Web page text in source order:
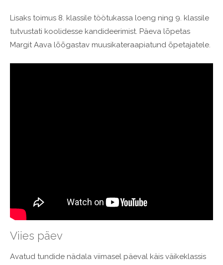
Lisaks toimus 8. klassile töötukassa loeng ning 9. klassile
tutvustati koolidesse kandideerimist. Päeva lõpetas
Margit Aava lõõgastav muusikateraapiatund õpetajatele.
Viies päev
Avatud tundide nädala viimasel päeval käis väikeklassis